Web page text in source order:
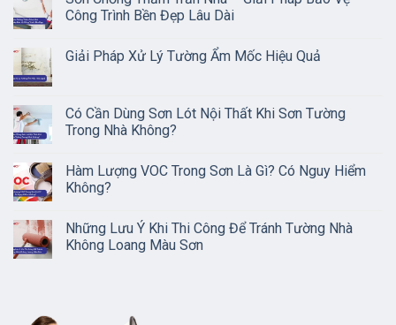
Công Trình Bền Đẹp Lâu Dài
Giải Pháp Xử Lý Tường Ẩm Mốc Hiệu Quả
Có Cần Dùng Sơn Lót Nội Thất Khi Sơn Tường
Trong Nhà Không?
Hàm Lượng VOC Trong Sơn Là Gì? Có Nguy Hiểm
Không?
Những Lưu Ý Khi Thi Công Để Tránh Tường Nhà
Không Loang Màu Sơn